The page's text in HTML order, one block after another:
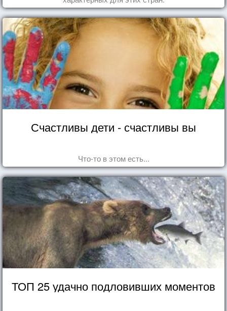
Счастливы дети - счастливы вы
Что-то в этом есть...
ТОП 25 удачно подловивших моментов